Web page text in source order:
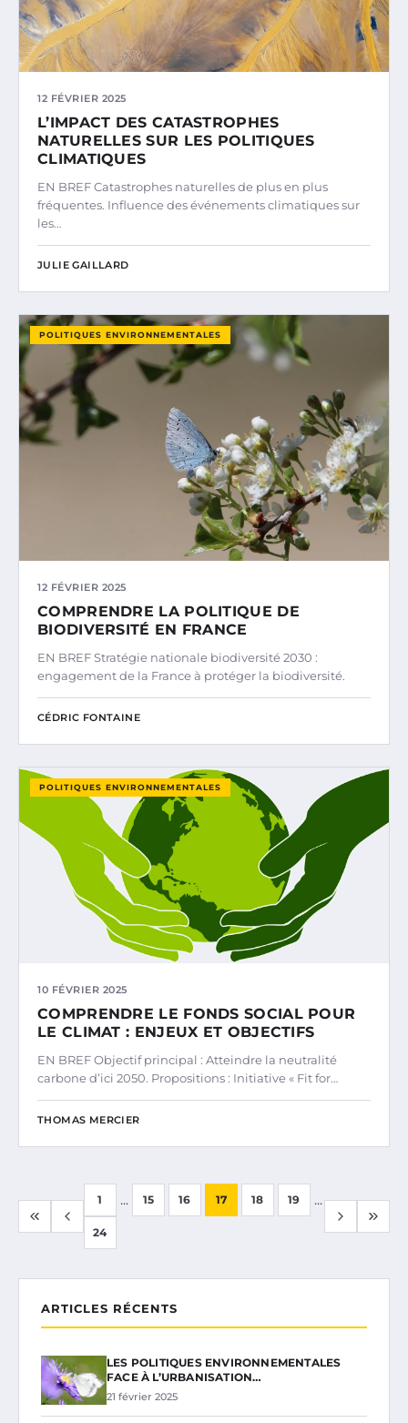
12 FÉVRIER 2025
L’IMPACT DES CATASTROPHES
NATURELLES SUR LES POLITIQUES
CLIMATIQUES
EN BREF Catastrophes naturelles de plus en plus
fréquentes. Influence des événements climatiques sur
les…
JULIE GAILLARD
POLITIQUES ENVIRONNEMENTALES
12 FÉVRIER 2025
COMPRENDRE LA POLITIQUE DE
BIODIVERSITÉ EN FRANCE
EN BREF Stratégie nationale biodiversité 2030 :
engagement de la France à protéger la biodiversité.
CÉDRIC FONTAINE
POLITIQUES ENVIRONNEMENTALES
10 FÉVRIER 2025
COMPRENDRE LE FONDS SOCIAL POUR
LE CLIMAT : ENJEUX ET OBJECTIFS
EN BREF Objectif principal : Atteindre la neutralité
carbone d’ici 2050. Propositions : Initiative « Fit for…
THOMAS MERCIER
1 ... 15 16 17 18 19 ...
24
ARTICLES RÉCENTS
LES POLITIQUES ENVIRONNEMENTALES
FACE À L’URBANISATION…
21 février 2025